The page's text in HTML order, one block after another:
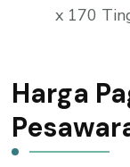
x 170
Harga